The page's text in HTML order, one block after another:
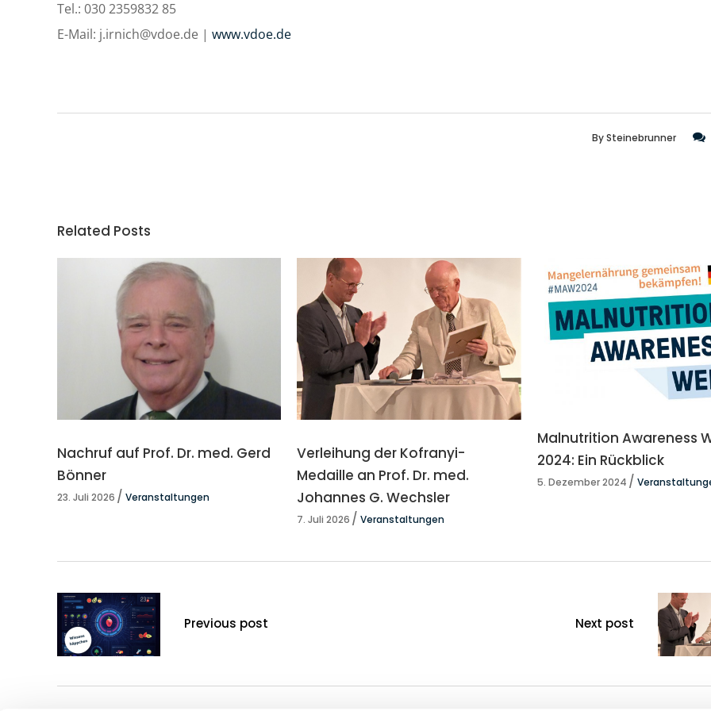
Tel.: 030 2359832 85
E-Mail: j.irnich@vdoe.de | www.vdoe.de
BySteinebrunner
Related Posts
Nachruf auf Prof. Dr. med. Gerd
Bönner
23. Juli 2026 Veranstaltungen
Verleihung der Kofranyi-
Medaille an Prof. Dr. med.
Johannes G. Wechsler
7. Juli 2026 Veranstaltungen
Malnutrition Awareness
2024: Ein Rückblick
5. Dezember 2024
Previous post Next post